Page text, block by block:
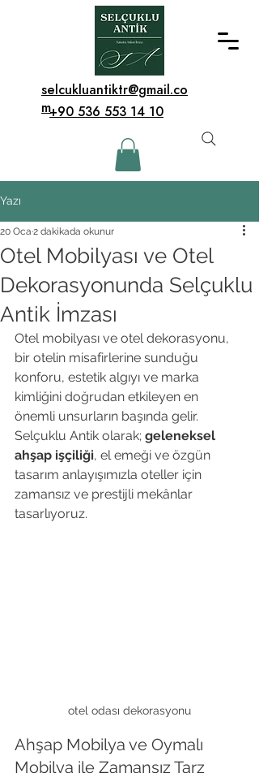
+90 536 553 14 10
selcukluantiktr@gmail.co
m
Yazı
Otel Mobilyası ve Otel
Dekorasyonunda Selçuklu
Antik İmzası
20 Oca 2 dakikada okunur
Otel mobilyası ve otel dekorasyonu,
bir otelin misafirlerine sunduğu
konforu, estetik algıyı ve marka
kimliğini doğrudan etkileyen en
önemli unsurların başında gelir.
Selçuklu Antik olarak; geleneksel
ahşap işçiliği, el emeği ve özgün
tasarım anlayışımızla oteller için
zamansız ve prestijli mekânlar
tasarlıyoruz.
otel odası dekorasyonu
Ahşap Mobilya ve Oymalı
Mobilya ile Zamansız Tarz